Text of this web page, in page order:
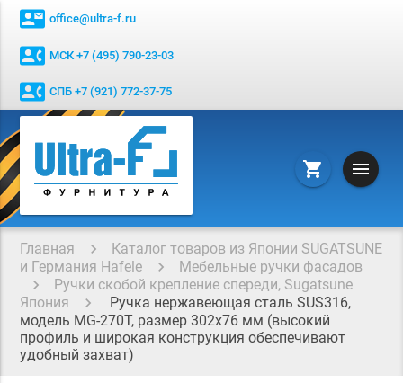
contact_mail office@ultra-f.ru
contact_phone МСК +7 (495) 790-23-03
contact_phone СПБ +7 (921) 772-37-75
shopping_cart menu
Главная
Каталог товаров из Японии SUGATSUNE
и Германия Hafele
Мебельные ручки фасадов
Ручки скобой крепление спереди, Sugatsune
Япония
Ручка нержавеющая сталь SUS316,
модель MG-270Т, размер 302х76 мм (высокий
профиль и широкая конструкция обеспечивают
удобный захват)